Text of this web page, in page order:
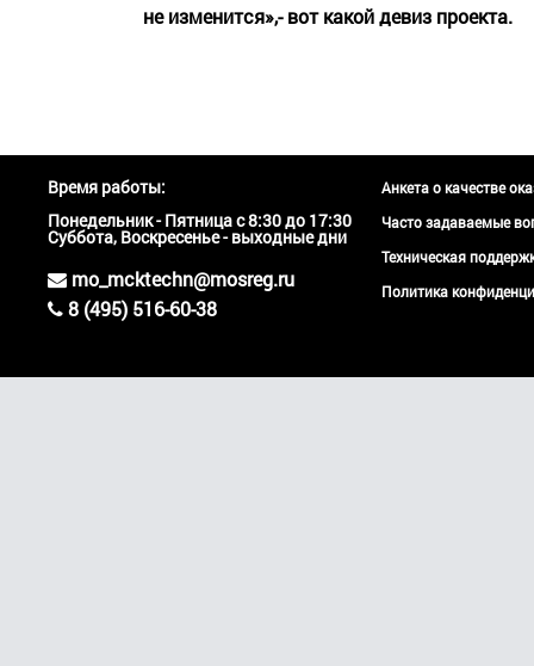
не изменится»,- вот какой девиз проекта.
Время работы:
Понедельник - Пятница с 8:30 до 17:30
Суббота, Воскресенье - выходные дни
mo_mcktechn@mosreg.ru
8 (495) 516-60-38
Анкета о качестве
Часто задаваемые
Техническая
Политика